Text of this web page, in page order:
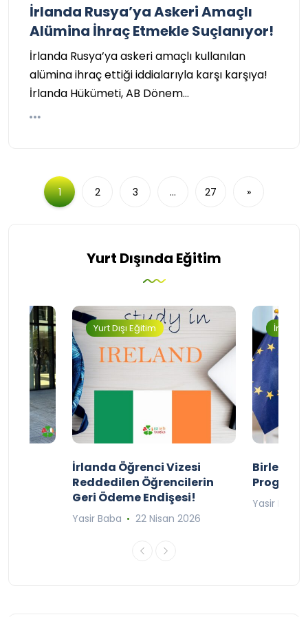
İrlanda Rusya’ya Askeri Amaçlı
Alümina İhraç Etmekle Suçlanıyor!
İrlanda Rusya’ya askeri amaçlı kullanılan
alümina ihraç ettiği iddialarıyla karşı karşıya!
İrlanda Hükümeti, AB Dönem…
1 2 3 … 27 »
Yurt Dışında Eğitim
Yurt Dışı Eğitim
İrlanda Öğrenci Vizesi
Reddedilen Öğrencilerin
Geri Ödeme Endişesi!
Yasir Baba 22 Nisan 2026
Birleşik
Yasir Baba